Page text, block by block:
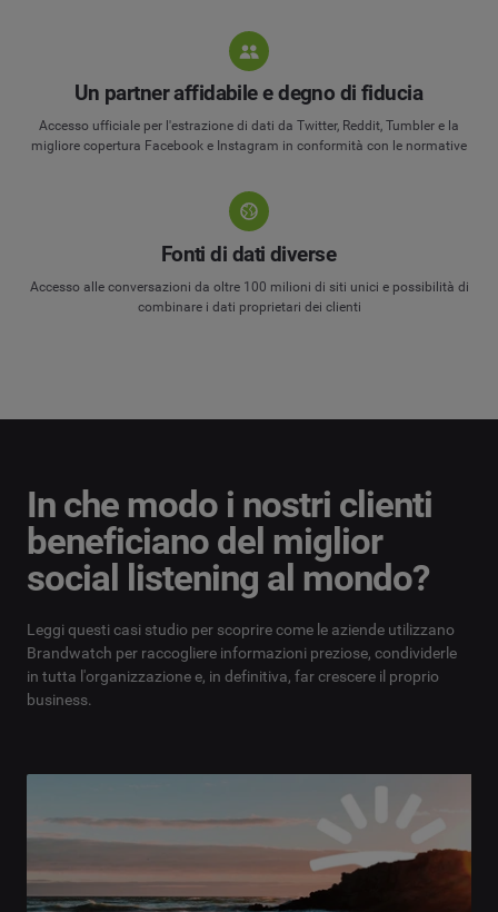
Un partner affidabile e degno di fiducia
Accesso ufficiale per l'estrazione di dati da Twitter, Reddit, Tumbler e la
migliore copertura Facebook e Instagram in conformità con le normative
Fonti di dati diverse
Accesso alle conversazioni da oltre 100 milioni di siti unici e possibilità di
combinare i dati proprietari dei clienti
In che modo i nostri clienti
beneficiano del miglior
social listening al mondo?
Leggi questi casi studio per scoprire come le aziende utilizzano
Brandwatch per raccogliere informazioni preziose, condividerle
in tutta l'organizzazione e, in definitiva, far crescere il proprio
business.